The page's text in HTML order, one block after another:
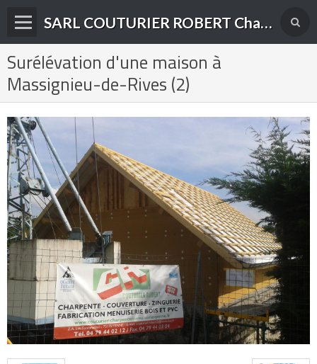
SARL COUTURIER ROBERT Charpente-Couverture-Menuiserie Bois et PVC à Yenne (73)
Présentation de l'entreprise
Nos domaines d'activité
Accueil
Album photos
Contact
Surélévation d'une maison à
Massignieu-de-Rives (2)